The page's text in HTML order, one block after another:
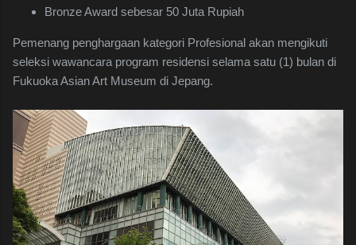
Bronze Award sebesar 50 Juta Rupiah
Pemenang penghargaan kategori Profesional akan mengikuti
seleksi wawancara program residensi selama satu (1) bulan di
Fukuoka Asian Art Museum di Jepang.